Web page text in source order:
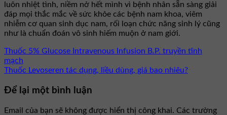
luôn nhiệt tình, niềm nở hết mình vì bệnh nhân sẵn sàng giải
đáp mọi thắc mắc về sức khỏe các bệnh nam khoa, viêm
nhiễm cơ quan sinh dục nam, rối loạn chức năng sinh lý cũng
như là chuẩn đoán vô sinh hiếm muộn ở nam giới.
Thuốc 5% Glucose Intravenous Infusion B.P. truyền tĩnh
mạch
Thuốc Levoseren tác dụng, liều dùng, giá bao nhiêu?
Để lại một bình luận
Email của bạn sẽ không được hiển thị công khai. Các trường